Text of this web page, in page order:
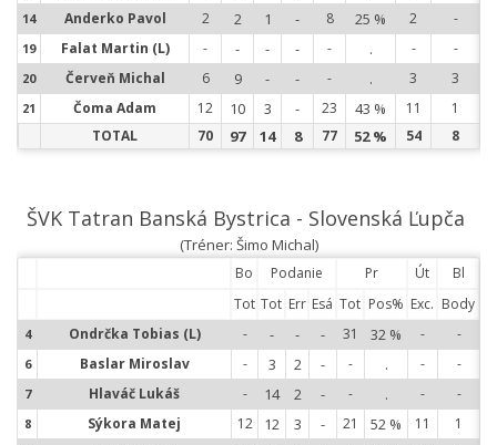
14 Anderko Pavol 2 2 1 - 8 25 % 2 -
19 Falat Martin (L) - - - - - . - -
20 Červeň Michal 6 9 - - - . 3 3
21 Čoma Adam 12 10 3 - 23 43 % 11
1
TOTAL
70 97 14 8 77 52 % 54 8
ŠVK Tatran Banská Bystrica - Slovenská Ľupča
(Tréner: Šimo Michal)
Bo Podanie Pr Út
Bl
Tot Tot Err Esá Tot Pos% Exc. Body
4 Ondrčka Tobias (L) - - - - 31 32 % - -
6 Baslar Miroslav - 3 2 - - . - -
7 Hlaváč Lukáš - 14 2 - - . - -
8 Sýkora Matej 12 12 3 - 21 52 % 11 1